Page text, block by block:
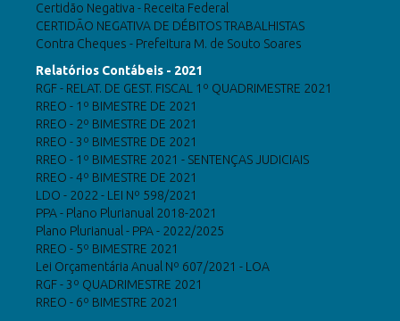
Certidão Negativa - Receita Federal
CERTIDÃO NEGATIVA DE DÉBITOS TRABALHISTAS
Contra Cheques - Prefeitura M. de Souto Soares
Relatórios Contábeis - 2021
RGF - RELAT. DE GEST. FISCAL 1º QUADRIMESTRE 2021
RREO - 1º BIMESTRE DE 2021
RREO - 2º BIMESTRE DE 2021
RREO - 3º BIMESTRE DE 2021
RREO - 1º BIMESTRE 2021 - SENTENÇAS JUDICIAIS
RREO - 4º BIMESTRE DE 2021
LDO - 2022 - LEI Nº 598/2021
PPA - Plano Plurianual 2018-2021
Plano Plurianual - PPA - 2022/2025
RREO - 5º BIMESTRE 2021
Lei Orçamentária Anual Nº 607/2021 - LOA
RGF - 3º QUADRIMESTRE 2021
RREO - 6º BIMESTRE 2021